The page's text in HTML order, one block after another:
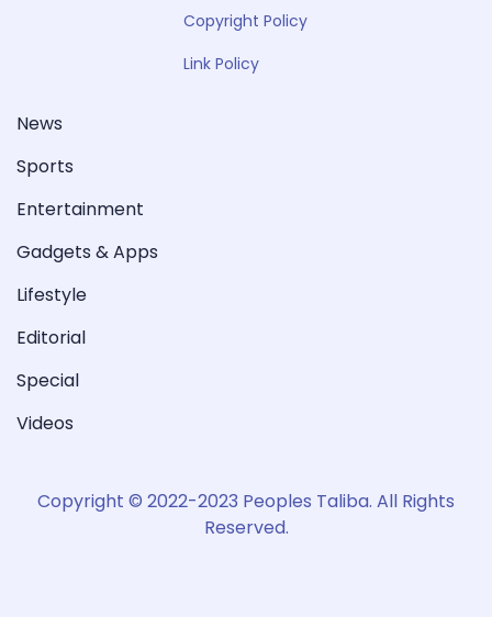
Copyright Policy
Link Policy
News
Sports
Entertainment
Gadgets & Apps
Lifestyle
Editorial
Special
Videos
Copyright © 2022-2023 Peoples Taliba. All Rights
Reserved.